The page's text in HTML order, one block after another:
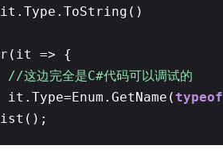
=> {
//这边完全是C#代码可以调试的
it.Type=Enum.GetName(typeof